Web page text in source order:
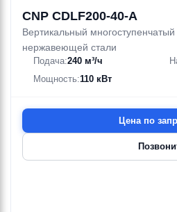
CNP CDLF200-40-A
Вертикальный
нержавеющей стали
Подача:240 м³/ч
Мощность:110 кВт
Цена по